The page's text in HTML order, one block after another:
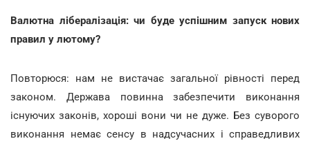
Валютна лібералізація: чи буде успішним запуск нових
правил у лютому?
Повторюся: нам не вистачає загальної рівності перед
законом. Держава повинна забезпечити виконання
існуючих законів, хороші вони чи не дуже. Без суворого
виконання немає сенсу в надсучасних і справедливих